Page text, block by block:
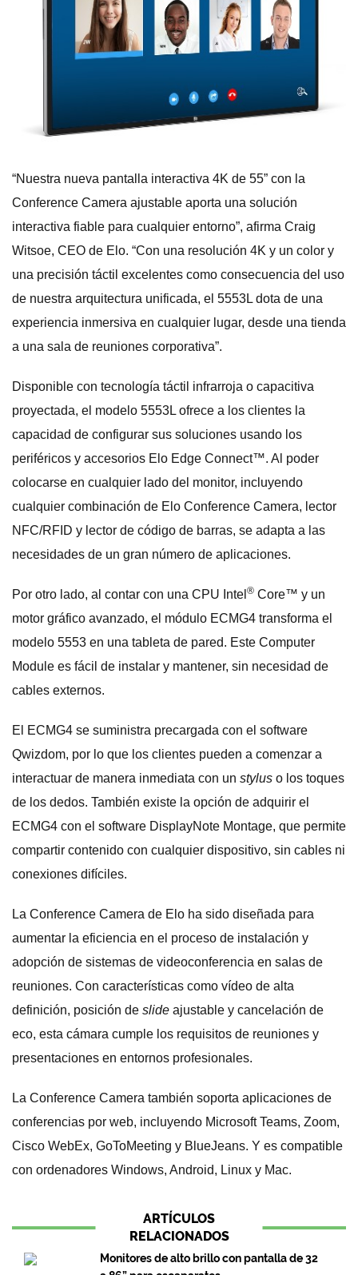
“Nuestra nueva pantalla interactiva 4K de 55” con la
Conference Camera ajustable aporta una solución
interactiva fiable para cualquier entorno”, afirma Craig
Witsoe, CEO de Elo. “Con una resolución 4K y un color y
una precisión táctil excelentes como consecuencia del uso
de nuestra arquitectura unificada, el 5553L dota de una
experiencia inmersiva en cualquier lugar, desde una tienda
a una sala de reuniones corporativa”.
Disponible con tecnología táctil infrarroja o capacitiva
proyectada, el modelo 5553L ofrece a los clientes la
capacidad de configurar sus soluciones usando los
periféricos y accesorios Elo Edge Connect™. Al poder
colocarse en cualquier lado del monitor, incluyendo
cualquier combinación de Elo Conference Camera, lector
NFC/RFID y lector de código de barras, se adapta a las
necesidades de un gran número de aplicaciones.
Por otro lado, al contar con una CPU Intel ® Core™ y un
motor gráfico avanzado, el módulo ECMG4 transforma el
modelo 5553 en una tableta de pared. Este Computer
Module es fácil de instalar y mantener, sin necesidad de
cables externos.
El ECMG4 se suministra precargada con el software
Qwizdom, por lo que los clientes pueden a comenzar a
interactuar de manera inmediata con un stylus o los toques
de los dedos. También existe la opción de adquirir el
ECMG4 con el software DisplayNote Montage, que permite
compartir contenido con cualquier dispositivo, sin cables ni
conexiones difíciles.
La Conference Camera de Elo ha sido diseñada para
aumentar la eficiencia en el proceso de instalación y
adopción de sistemas de videoconferencia en salas de
reuniones. Con características como vídeo de alta
definición, posición de slide ajustable y cancelación de
eco, esta cámara cumple los requisitos de reuniones y
presentaciones en entornos profesionales.
La Conference Camera también soporta aplicaciones de
conferencias por web, incluyendo Microsoft Teams, Zoom,
Cisco WebEx, GoToMeeting y BlueJeans. Y es compatible
con ordenadores Windows, Android, Linux y Mac.
ARTÍCULOS
RELACIONADOS
Monitores de alto brillo con pantalla de 32